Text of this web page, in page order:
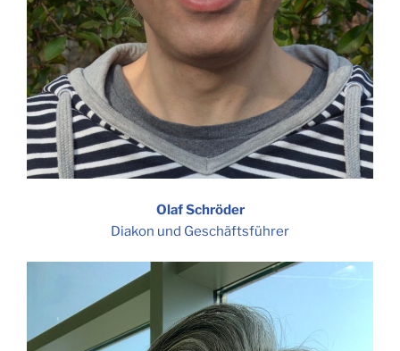
Olaf Schröder
Diakon und Geschäftsführer